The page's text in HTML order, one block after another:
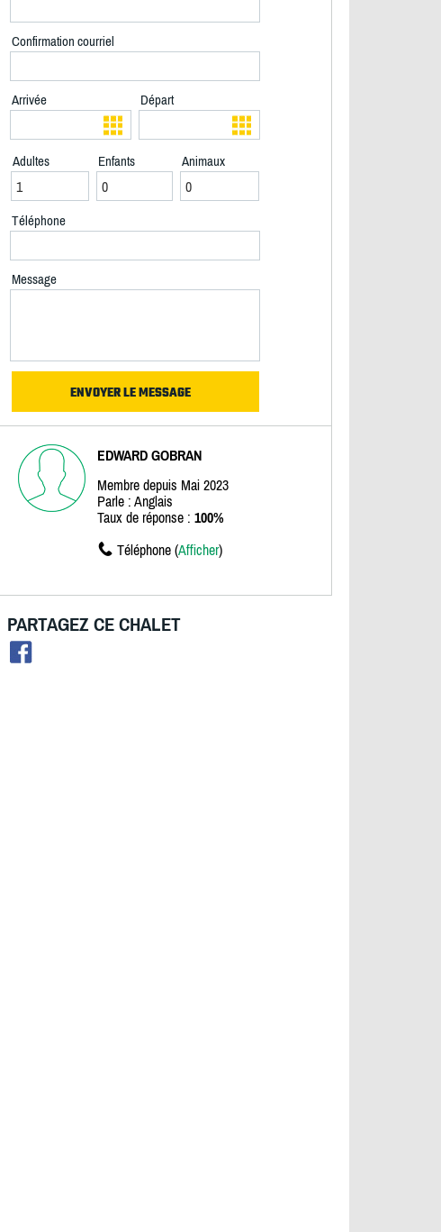
Confirmation courriel
Arrivée Départ
Adultes Enfants Animaux
Téléphone
Message
EDWARD GOBRAN
Membre depuis Mai 2023
Parle : Anglais
Taux de réponse : 100%
Téléphone (Afficher)
PARTAGEZ CE CHALET